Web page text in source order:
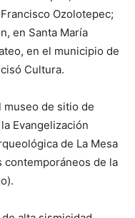
Ozolotepec;
en Santa María
en el municipio de
Cultura.
museo de sitio de
Evangelización
de La Mesa
contemporáneos de la